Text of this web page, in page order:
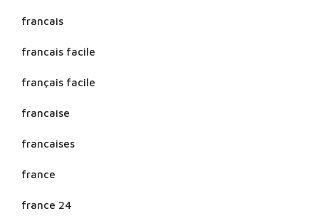
francais
francais facile
français facile
francaise
francaises
france
france 24